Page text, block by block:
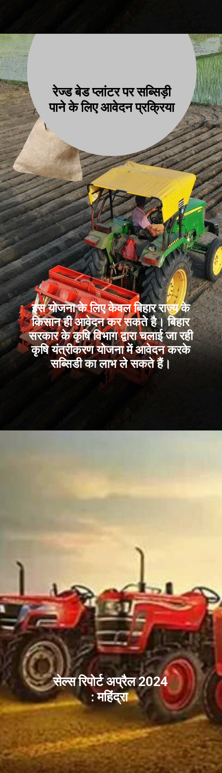
इस योजना के लिए केवल बिहार राज्य के
किसान ही आवेदन कर सकते है। बिहार
सरकार के कृषि विभाग द्वारा चलाई जा रही
कृषि यंत्रीकरण योजना में आवेदन करके
सब्सिडी का लाभ ले सकते हैं।
रेज्ड बेड प्लांटर पर सब्सिड़ी
पाने के लिए आवेदन प्रक्रिया
सेल्स रिपोर्ट अप्रैल 2024
: महिंद्रा